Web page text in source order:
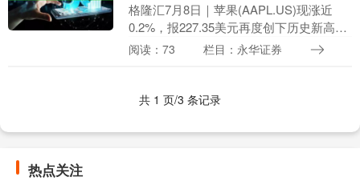
格隆汇7月8日｜苹果(AAPL.US)现涨近
0.2%，报227.35美元再度创下历史新高股
票配资批发，总市值接近3.5万亿美元重回
阅读：73 栏目：永华证券
共 1 页/3 条记录
热点关注